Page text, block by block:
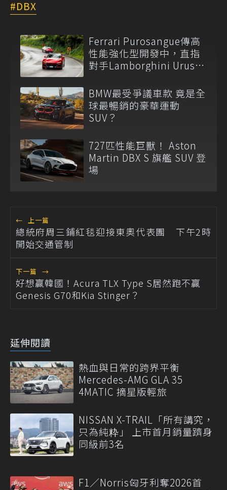
DBX
Ferrari Purosangue傳高
性能強化型開發中，直指
對手Lamborghini Urus
BMW最受爭議車款 竟是全
球最暢銷的豪華運動
SUV？
727匹性能巨獸！ Aston
Martin DBX S 旗艦 SUV 登
場
← 上一篇
總統府周三鋪紅毯迎接東奧代表團 下午2時
開始交通管制
下一篇 →
好想贏韓國！Acura TLX Type S居然跑不贏
Genesis G70和Kia Stinger？
延伸閱讀
熱血與日常的跨界平衡
Mercedes-AMG GLA 35
4MATIC 摘星版輕旅
NISSAN X-TRAIL「所有講究，
只為純粋」 上市首月銷量躋身
同級前3名
F1／Norris匈牙利奪2026首